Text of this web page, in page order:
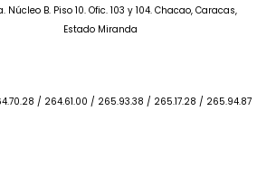
Núcleo B. Piso 10. Ofic. 103 y 104. Chacao, Caracas,
Estado Miranda
/ 264.61.00 / 265.93.38 / 265.17.28 / 265.94.87